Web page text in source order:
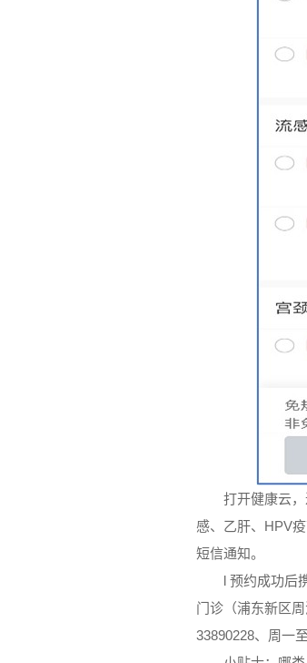
打开健康云
感、乙肝、HPV
短信通知。
l 预约成功后
门诊（浦东新区
33890228、周一